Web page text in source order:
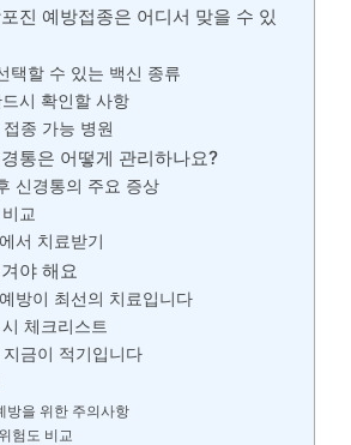
진 예방접종은 어디서 맞을 수 있
택할 수 있는 백신 종류
시 확인할 사항
종 가능 병원
통은 어떻게 관리하나요?
신경통의 주요 증상
교
서 치료받기
야 해요
방이 최선의 치료입니다
체크리스트
금이 적기입니다
방을 위한 주의사항
험도 비교